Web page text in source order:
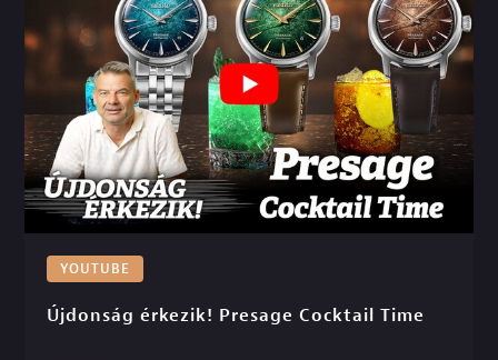
YOUTUBE
Újdonság érkezik! Presage Cocktail Time